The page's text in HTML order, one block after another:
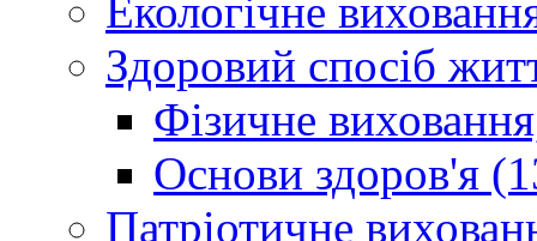
Екологічне
Здоровий спосіб
Фізичне
Основи здоров'я
Патріотичне